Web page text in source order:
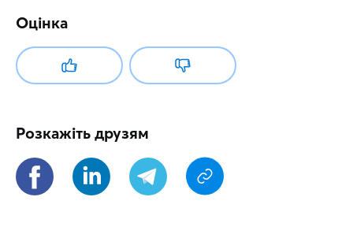
Оцінка
Розкажіть друзям